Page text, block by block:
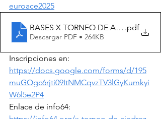
euroace2025
BASES X TORNEO DE AJEDREZ
.pdf
Descargar PDF • 264KB
Inscripciones en:
https://docs.google.com/forms/d/195
muGQgc6rjti09ItNMCqvzTV3lGyKumkyi
W6l5e2P4
Enlace de info64: